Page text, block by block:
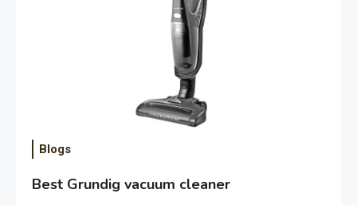
Blogs
Best Grundig vacuum cleaner